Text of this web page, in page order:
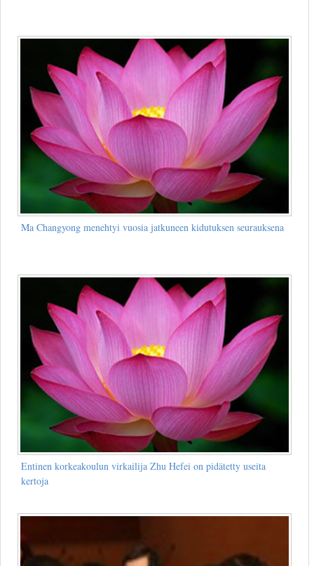
Ma Changyong menehtyi vuosia jatkuneen kidutuksen seurauksena
Entinen korkeakoulun virkailija Zhu Hefei on pidätetty useita
kertoja